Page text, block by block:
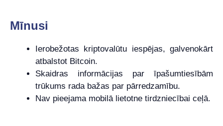
Mīnusi
Ierobežotas kriptovalūtu iespējas, galvenokārt
atbalstot Bitcoin.
Skaidras informācijas par īpašumtiesībām
trūkums rada bažas par pārredzamību.
Nav pieejama mobilā lietotne tirdzniecībai ceļā.